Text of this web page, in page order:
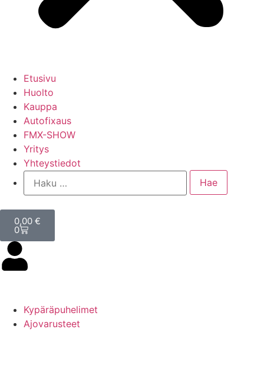
Etusivu
Huolto
Kauppa
Autofixaus
FMX-SHOW
Yritys
Yhteystiedot
0,00 €
0
Kypäräpuhelimet
Ajovarusteet